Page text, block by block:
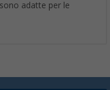
adatte per le